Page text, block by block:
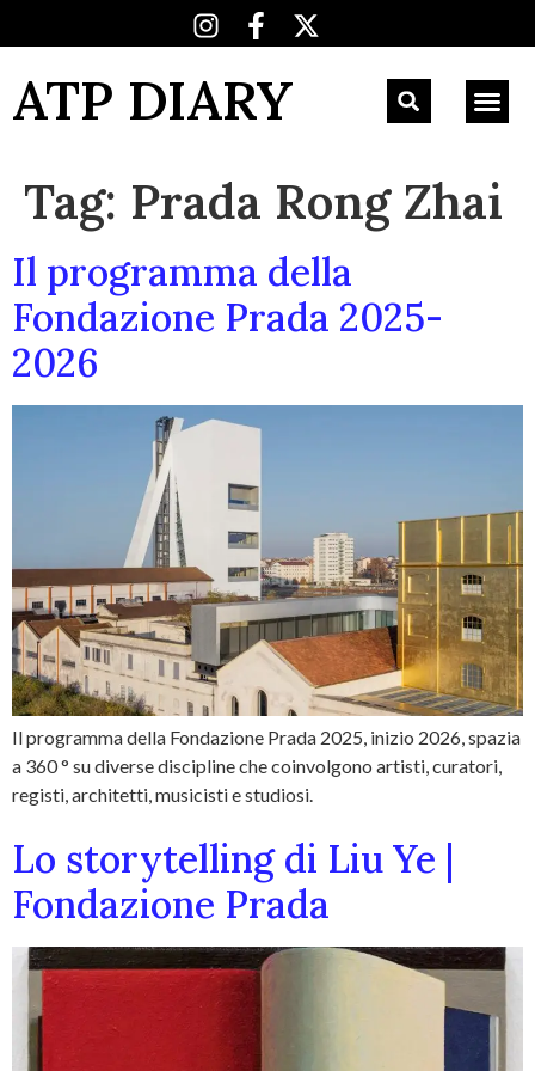
ATP DIARY
Tag: Prada Rong Zhai
Il programma della
Fondazione Prada 2025-
2026
Il programma della Fondazione Prada 2025, inizio 2026, spazia
a 360 ° su diverse discipline che coinvolgono artisti, curatori,
registi, architetti, musicisti e studiosi.
Lo storytelling di Liu Ye |
Fondazione Prada